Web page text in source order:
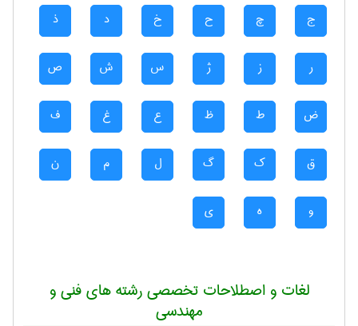
ج چ ح خ د ذ
ر ز ژ س ش ص
ض ط ظ ع غ ف
ق ک گ ل م ن
و ه ی
لغات و اصطلاحات تخصصی رشته های فنی و
مهندسی